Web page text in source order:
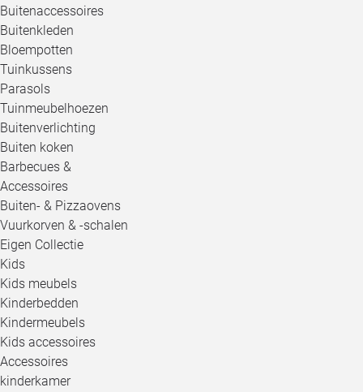
Buitenaccessoires
Buitenkleden
Bloempotten
Tuinkussens
Parasols
Tuinmeubelhoezen
Buitenverlichting
Buiten koken
Barbecues &
Accessoires
Buiten- & Pizzaovens
Vuurkorven & -schalen
Eigen Collectie
Kids
Kids meubels
Kinderbedden
Kindermeubels
Kids accessoires
Accessoires
kinderkamer